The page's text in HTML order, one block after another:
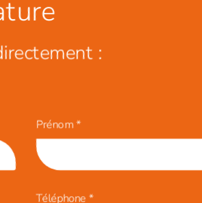
:
Prénom*
Téléphone *